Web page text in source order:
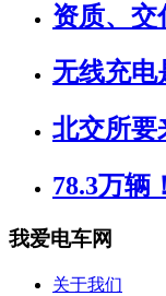
资质、交
无线充电
北交所要
78.3万辆
我爱电车网
关于我们